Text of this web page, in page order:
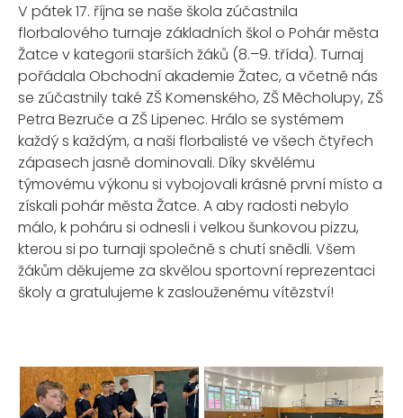
V pátek 17. října se naše škola zúčastnila
florbalového turnaje základních škol o Pohár města
Žatce v kategorii starších žáků (8.–9. třída). Turnaj
pořádala Obchodní akademie Žatec, a včetně nás
se zúčastnily také ZŠ Komenského, ZŠ Měcholupy, ZŠ
Petra Bezruče a ZŠ Lipenec. Hrálo se systémem
každý s každým, a naši florbalisté ve všech čtyřech
zápasech jasně dominovali. Díky skvělému
týmovému výkonu si vybojovali krásné první místo a
získali pohár města Žatce. A aby radosti nebylo
málo, k poháru si odnesli i velkou šunkovou pizzu,
kterou si po turnaji společně s chutí snědli. Všem
žákům děkujeme za skvělou sportovní reprezentaci
školy a gratulujeme k zaslouženému vítězství!